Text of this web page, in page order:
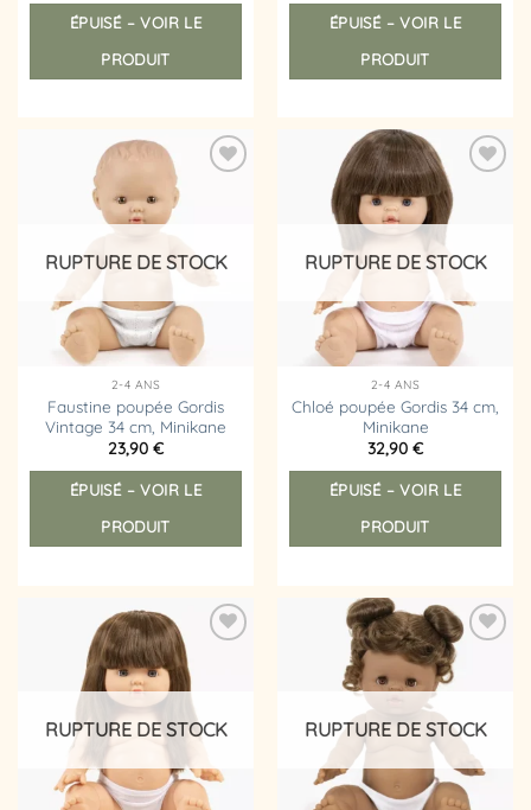
ÉPUISÉ – VOIR LE
PRODUIT
ÉPUISÉ – VOIR LE
PRODUIT
RUPTURE DE STOCK
2-4 ANS
Faustine poupée Gordis
Vintage 34 cm, Minikane
23,90 €
ÉPUISÉ – VOIR LE
PRODUIT
RUPTURE DE STOCK
2-4 ANS
Chloé poupée Gordis 34 cm,
Minikane
32,90 €
ÉPUISÉ – VOIR LE
PRODUIT
d’envies
RUPTURE DE STOCK
Ajouter
RUPTURE DE STOCK